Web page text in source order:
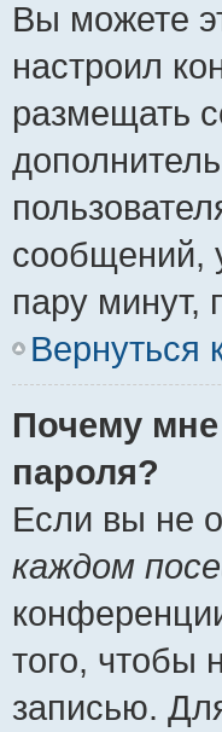
Вы можете
настроил
размещать
сообщений,
пару минут,
Вернуться
Почему
пароля?
Если вы не
каждом
того, чтобы
записью.